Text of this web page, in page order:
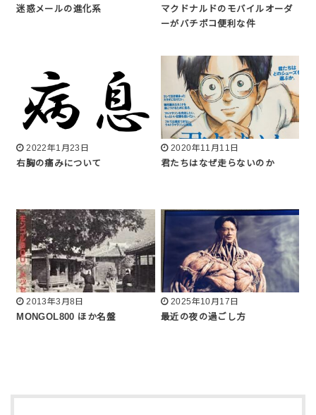
迷惑メールの進化系
マクドナルドのモバイルオーダ
ーがバチボコ便利な件
2022年1月23日
右胸の痛みについて
2020年11月11日
君たちはなぜ走らないのか
2013年3月8日
MONGOL800 ほか名盤
2025年10月17日
最近の夜の過ごし方